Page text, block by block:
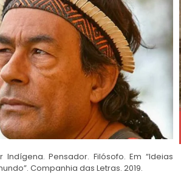
Indígena. Pensador. Filósofo. Em “Ideias
Companhia das Letras. 2019.